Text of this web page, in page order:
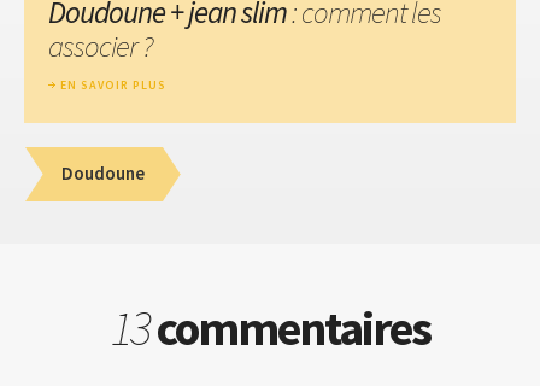
Doudoune + jean slim: comment les
associer ?
EN SAVOIR PLUS
Doudoune
13commentaires